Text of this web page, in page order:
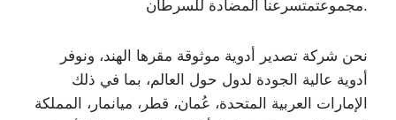
مجموعتمتسرع نا المضادة للسرطان.
نحن شركة تصدير أدوية موثوقة مقرها الهند، ونوفر
أدوية عالية الجودة لدول حول العالم، بما في ذلك
الإمارات العربية المتحدة، عُمان، قطر، ميانمار، المملكة